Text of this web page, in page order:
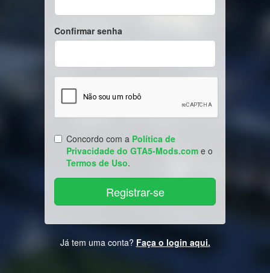
Confirmar senha
Concordo com a Política de
Privacidade do GTA5-Mods.com e o
Termos de Uso.
Já tem uma conta? Faça o login aqui.